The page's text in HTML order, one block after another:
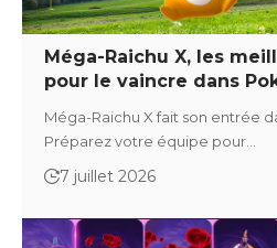
Méga-Raichu X, les
pour le vaincre dans
Méga-Raichu X fait son entrée
Préparez votre équipe pour…
7 juillet 2026